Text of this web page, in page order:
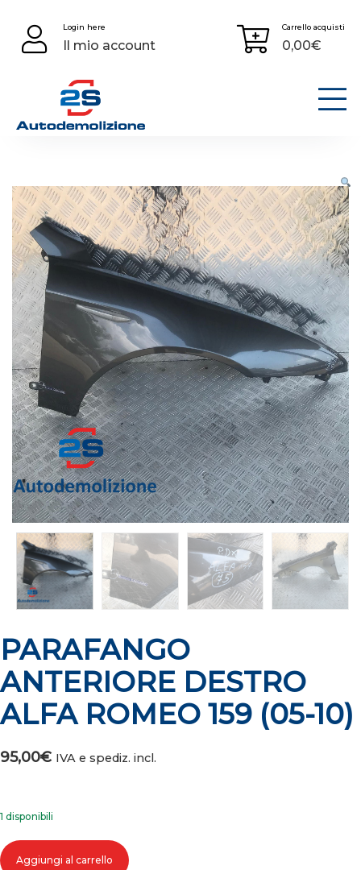
content
Login here
Il mio account
Carrello acquisti
0,00€
PARAFANGO
ANTERIORE DESTRO
ALFA ROMEO 159 (05-10)
95,00€ IVA e spediz. incl.
1 disponibili
PARAFANGO ANTERIORE DESTRO ALFA ROMEO 159 (05-10) quantità
Aggiungi al carrello